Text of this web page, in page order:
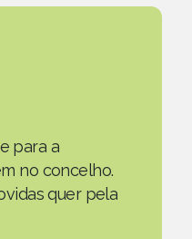
para a
no concelho.
quer pela